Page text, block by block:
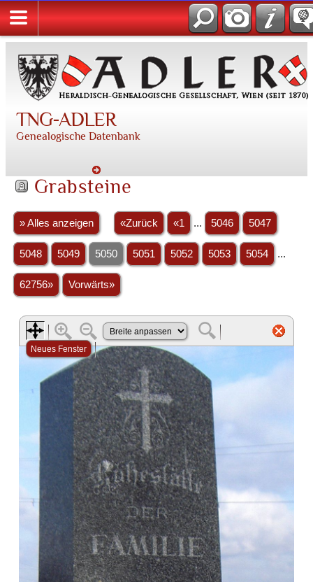
TNG-ADLER
Genealogische Datenbank
Grabsteine
» Alles anzeigen «Zurück «1 ... 5046 5047
5048 5049 5050 5051 5052 5053 5054 ...
62756» Vorwärts»